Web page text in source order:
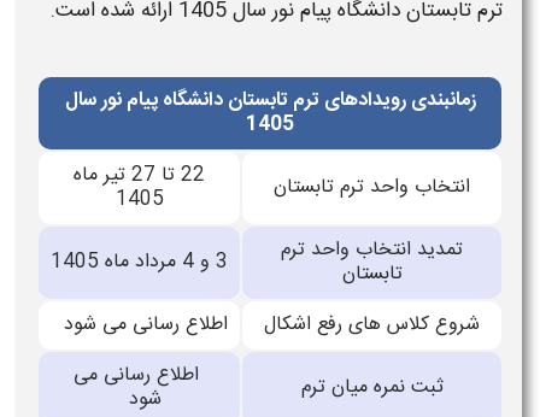
ترم تابستان دانشگاه پیام نورسال 1405 ارائه شده است.
زمانبندی رویدادهای ترم تابستان دانشگاه پیام نور سال
1405
انتخاب واحد ترم تابستان
22 تا 27 تیر ماه
1405
تمدید انتخاب واحد ترم
تابستان
3 و 4 مرداد ماه 1405
شروع كلاس های رفع اشكال
اطلاع رسانی می شود
ثبت نمره میان ترم
اطلاع رسانی می
شود